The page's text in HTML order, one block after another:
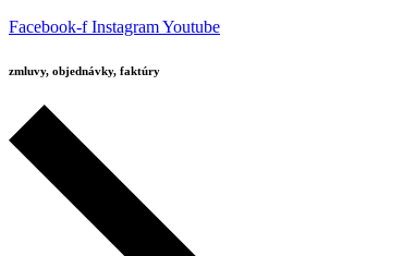
Facebook-f InstagramYoutube
zmluvy, objednávky, faktúry